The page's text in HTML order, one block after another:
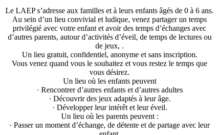
Le LAEP s’adresse aux familles et à leurs enfants âgés de 0 à 6 ans.
Au sein d’un lieu convivial et ludique, venez partager un temps
privilégié avec votre enfant et avoir des temps d’échanges avec
d’autres parents, autour d’activités d’éveil, de temps de lectures ou
de jeux, .
Un lieu gratuit, confidentiel, anonyme et sans inscription.
Vous venez quand vous le souhaitez et vous restez le temps que
vous désirez.
Un lieu où les enfants peuvent
· Rencontrer d’autres enfants et d’autres adultes
· Découvrir des jeux adaptés à leur âge.
· Développer leur intérêt et leur éveil.
Un lieu où les parents peuvent :
· Passer un moment d’échange, de détente et de partage avec leur